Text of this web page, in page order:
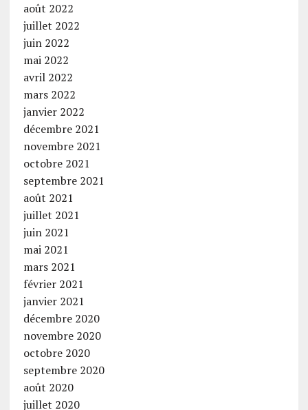
août 2022
juillet 2022
juin 2022
mai 2022
avril 2022
mars 2022
janvier 2022
décembre 2021
novembre 2021
octobre 2021
septembre 2021
août 2021
juillet 2021
juin 2021
mai 2021
mars 2021
février 2021
janvier 2021
décembre 2020
novembre 2020
octobre 2020
septembre 2020
août 2020
juillet 2020